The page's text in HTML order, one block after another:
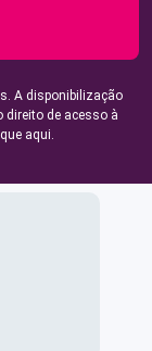
A disponibilização
direito de acesso à
aqui.